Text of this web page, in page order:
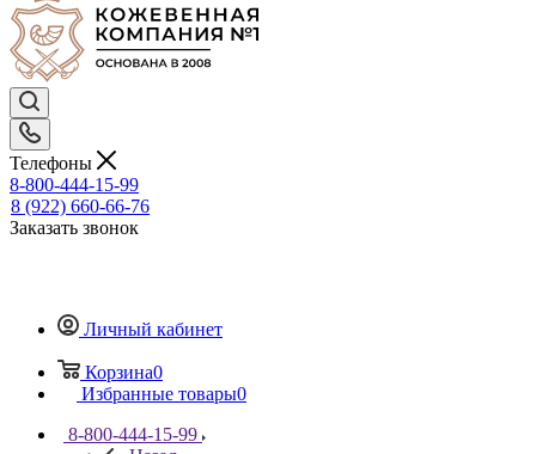
Телефоны
8-800-444-15-99
8 (922) 660-66-76
Заказать звонок
Личный кабинет
Корзина0
Избранные товары0
8-800-444-15-99